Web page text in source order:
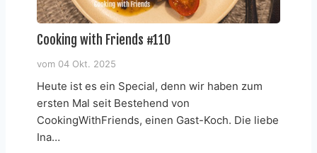
Cooking with Friends #110
vom 04 Okt. 2025
Heute ist es ein Special, denn wir haben zum
ersten Mal seit Bestehend von
CookingWithFriends, einen Gast-Koch. Die liebe
Ina…